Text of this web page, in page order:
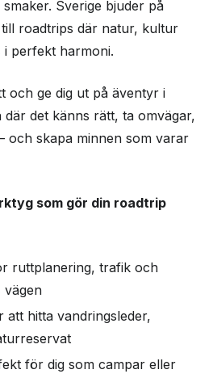
Sverige bjuder på
roadtrips där natur, kultur
perfekt harmoni.
och ge dig ut på äventyr i
där det känns rätt, ta omvägar,
och skapa minnen som varar
som gör din roadtrip
ruttplanering, trafik och
vägen
att hitta vandringsleder,
för dig som campar eller